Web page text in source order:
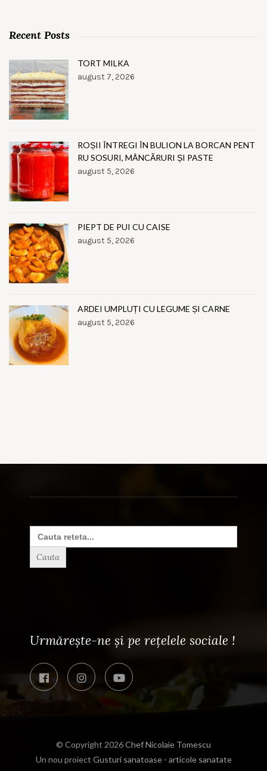
Recent Posts
TORT MILKA
august 7, 2026
ROȘII ÎNTREGI ÎN BULION LA BORCAN PENT
RU SOSURI, MÂNCĂRURI ȘI PASTE
august 5, 2026
PIEPT DE PUI CU CAISE
august 5, 2026
ARDEI UMPLUȚI CU LEGUME ȘI CARNE
august 5, 2026
Search
for:
Urmărește-ne și pe rețelele sociale !
© Copyright 2026Chef Nicolaie Tomescu
Un nou proiect Gusturi sanatoase - articole sanatate